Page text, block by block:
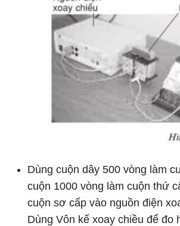
Dùng cuộn dây 500 vòng làm
cuộn 1000 vòng làm cuộn thứ
cuộn sơ cấp vào nguồn điện
Dùng Vôn kế xoay chiều để đo